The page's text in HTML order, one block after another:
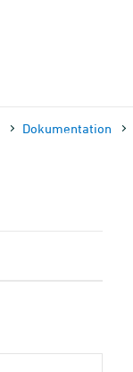
Dokumen­tation